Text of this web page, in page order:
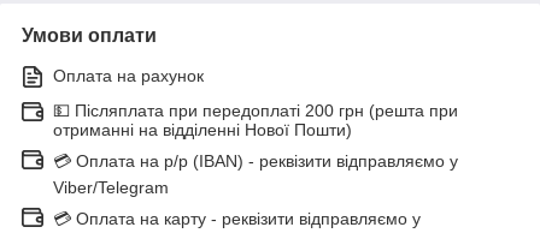
Умови оплати
Оплата на рахунок
💵 Післяплата при передоплаті 200 грн (решта при
отриманні на відділенні Нової Пошти)
💳 Оплата на р/р (IBAN) - реквізити відправляємо у
Viber/Telegram
💳 Оплата на карту - реквізити відправляємо у